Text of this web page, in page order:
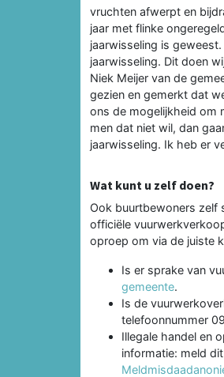
vruchten afwerpt en
jaar met flinke
jaarwisseling is
jaarwisseling. Dit doen
Niek Meijer van de
gezien en gemerkt dat
ons de mogelijkheid om
men dat niet wil, dan
jaarwisseling. Ik heb er
Wat kunt u zelf doen?
Ook buurtbewoners zelf
officiële
oproep om via de juiste
Is er sprake van
gemeente.
Is de
telefoonnummer
Illegale handel en
informatie: meld